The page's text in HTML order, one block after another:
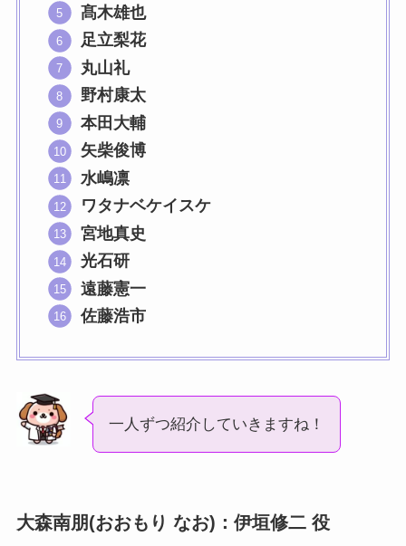
髙木雄也
足立梨花
丸山礼
野村康太
本田大輔
矢柴俊博
水嶋凛
ワタナベケイスケ
宮地真史
光石研
遠藤憲一
佐藤浩市
一人ずつ紹介していきますね！
大森南朋(おおもり なお)：伊垣修二 役